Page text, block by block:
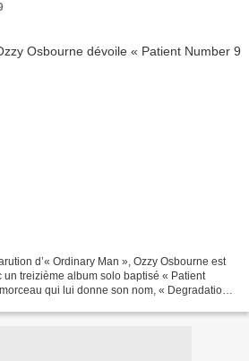
d’« Ordinary Man », Ozzy Osbourne est
treizième album solo baptisé « Patient
qui lui donne son nom, « Degradation